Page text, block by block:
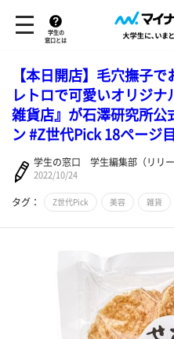
学生の
窓口とは
【本日開店】毛穴撫子
レトロで可愛いオリジ
雑貨店』が石澤研究所公
ン #Z世代Pick 18ページ目
学生の窓口 学生編集部（リリー
2022/10/24
タグ： Z世代Pick 美容 雑貨